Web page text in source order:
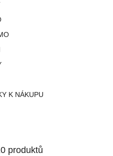
K NÁKUPU
produktů